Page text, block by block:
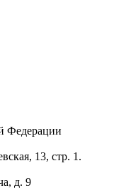
Федерации
13, стр. 1.
д. 9